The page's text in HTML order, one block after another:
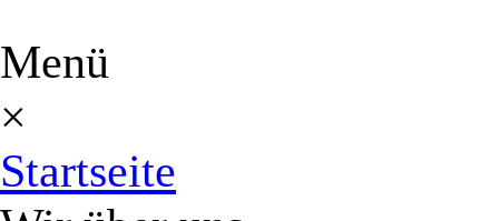
Menü
×
Startseite